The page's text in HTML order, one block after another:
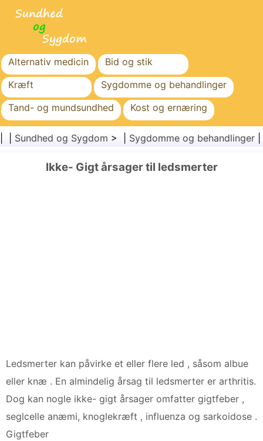
Alternativ medicin
Bid og stik
Kræft
Sygdomme og behandlinger
Tand- og mundsundhed
Kost og ernæring
Familiesundhed
Sundhedssektoren
Kirurgi og procedurer
Sundhed
Sundhed og Sygdom > | Sygdomme og behandlinger
Ikke- Gigt årsager til ledsmerter
Ledsmerter kan påvirke et eller flere led , såsom albue
eller knæ . En almindelig årsag til ledsmerter er arthritis.
Dog kan nogle ikke- gigt årsager omfatter gigtfeber ,
seglcelle anæmi, knoglekræft , influenza og sarkoidose .
Gigtfeber